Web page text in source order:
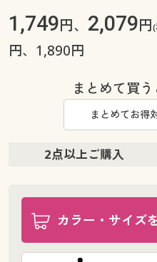
1,749円、 2,079円
円、1,890円
まとめて買
まとめてお得
2点以上ご購入
カラー・サイズ